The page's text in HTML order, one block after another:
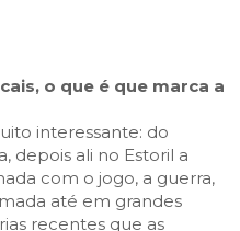
o que é que marca a
interessante: do
depois ali no Estoril a
com o jogo, a guerra,
até em grandes
recentes que as